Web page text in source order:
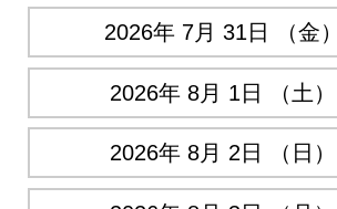
2026年 7月 31日 （金
2026年 8月 1日 （土
2026年 8月 2日 （日